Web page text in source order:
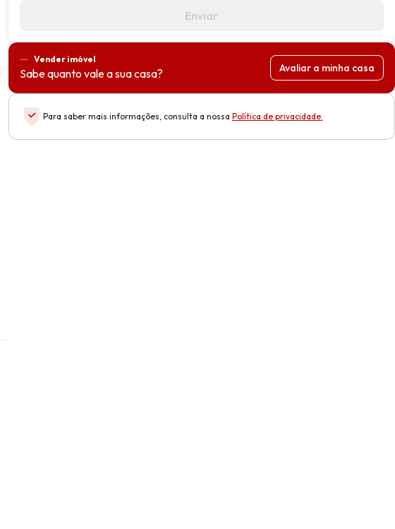
Enviar
Vender imóvel
Sabe quanto vale a sua casa? Avaliar a minha casa
Para saber mais informações, consulta a nossa Política de privacidade.